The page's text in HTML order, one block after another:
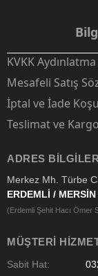
KVKK
Mesafeli Satış
İptal ve İade
Teslimat ve
ADRES
Merkez Mh. Türbe
ERDEMLİ / MERSİN
(Erdemli Şehit Hacı Ömer
MÜŞTERI
Sabit Hat: